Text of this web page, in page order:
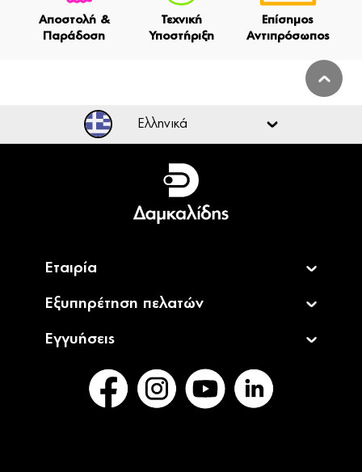
Αποστολή &
Παράδοση
Τεχνική
Υποστήριξη
Επίσημος
Αντιπρόσωπος
Ελληνικά
Ελληνικά
English
Εταιρία
Εξυπηρέτηση πελατών
Εγγυήσεις